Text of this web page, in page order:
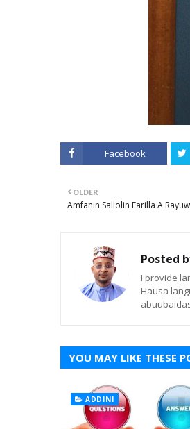
Facebook
OLDER
Amfanin Sallolin Farilla A
Posted
I provide
Hausa
YOU MAY LIKE THESE
ADDINI